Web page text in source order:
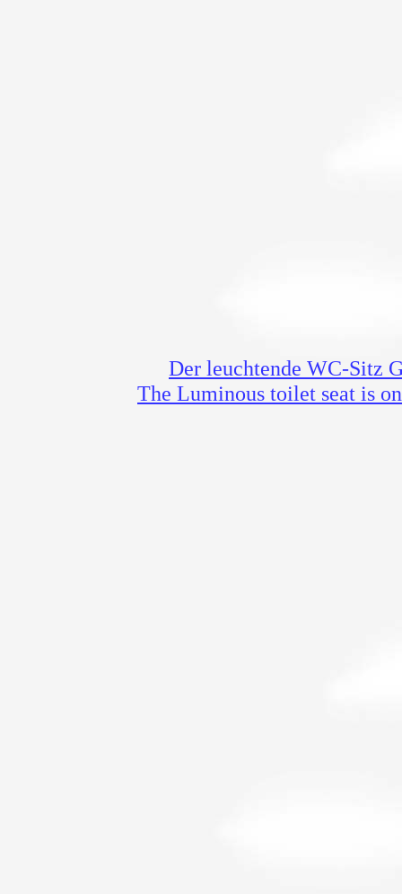
Der leuchtende WC-Sitz
The Luminous toilet seat is